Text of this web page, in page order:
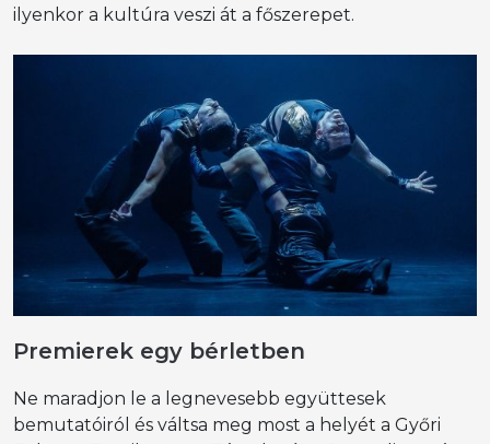
ilyenkor a kultúra veszi át a főszerepet.
Premierek egy bérletben
Ne maradjon le a legnevesebb együttesek
bemutatóiról és váltsa meg most a helyét a Győri